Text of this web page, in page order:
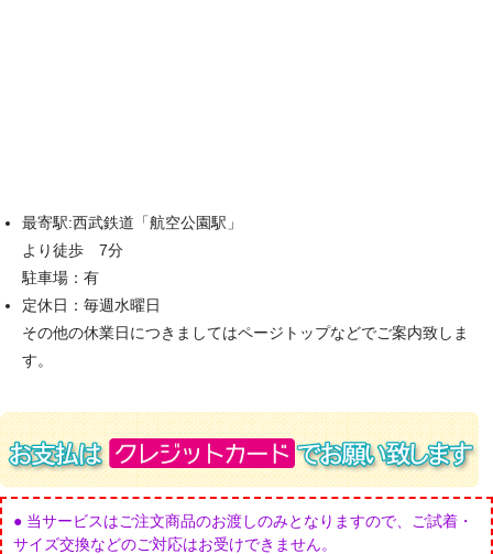
最寄駅:西武鉄道「航空公園駅」
より徒歩 7分
駐車場：有
定休日：毎週水曜日
その他の休業日につきましてはページトップなどでご案内致しま
す。
● 当サービスはご注文商品のお渡しのみとなりますので、ご試着・
サイズ交換などのご対応はお受けできません。